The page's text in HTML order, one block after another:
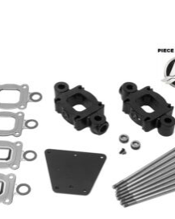
AJOUTER
À LA
LISTE
D’ENVIES